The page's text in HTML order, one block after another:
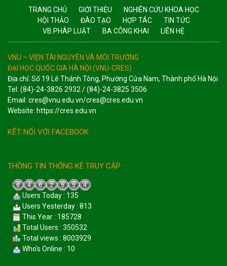
TRANG CHỦ GIỚI THIỆU
NGHIÊN CỨU KHOA HỌC
HỘI THẢO
ĐÀO TẠO HỢP TÁC
TIN TỨC
VB PHÁP LUẬT
BA CÔNG KHAI LIÊN HỆ
VNU – VIỆN TÀI NGUYÊN VÀ MÔI TRƯỜNG
ĐẠI HỌC QUỐC GIA HÀ NỘI (VNU-CRES)
Địa chỉ: Số 19 Lê Thánh Tông, Phường Cửa Nam, Thành phố Hà Nội
Tel: (84)-24-3826 2932 / (84)-24-3825 3506
Email: cres@vnu.edu.vn/cres@cres.edu.vn
Website: https://cres.edu.vn
KẾT NỐI VỚI FACEBOOK
THÔNG TIN THỐNG KÊ TRUY CẬP
Users Today : 135
Users Yesterday : 813
This Year : 185728
Total Users : 350532
Total views : 8003929
Who's Online : 10